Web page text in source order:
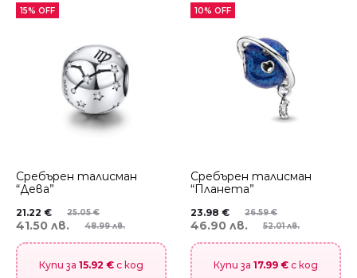
15% OFF
Сребърен талисман
“Дева”
25.05€
21.22 €
48.99 лв.
41.50 лв.
Купи за 15.92 € с код
10% OFF
Сребърен талисман
“Планета”
26.59€
23.98 €
52.01 лв.
46.90 лв.
Купи за 17.99 € с код